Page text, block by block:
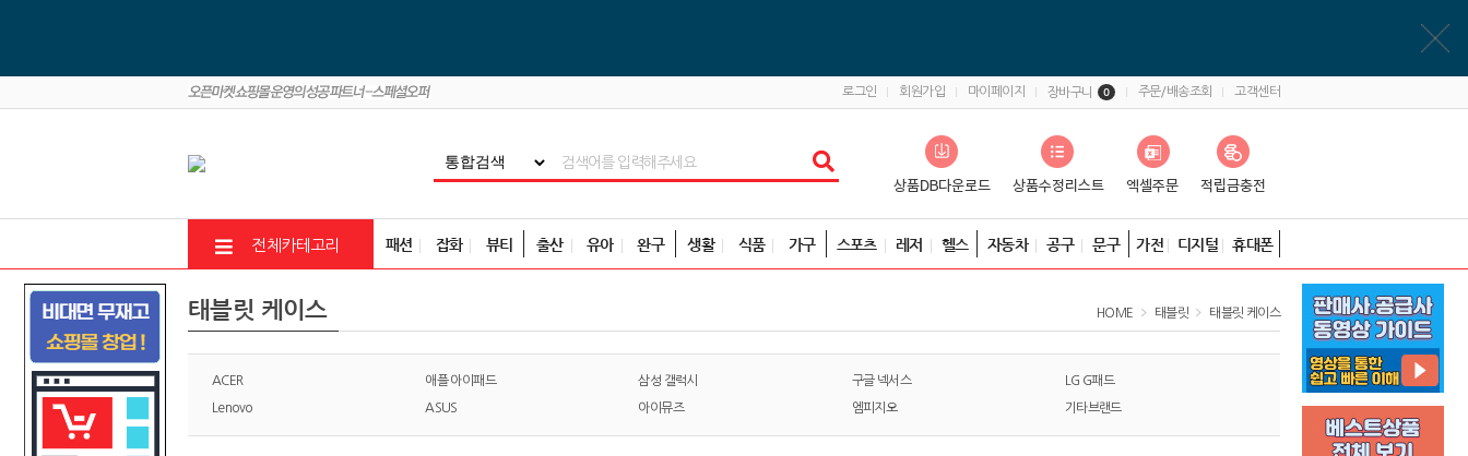
로그인 회원가입 마이페이지 장바구니 0 주문/배송조회 고객센터
전체카테고리 패션 잡화 뷰티 출산 유아 완구 생활 식품 가구 스포츠 레저 헬스 자동차 공구 문구 가전 디지털 휴대폰
태블릿 케이스 HOME 태블릿 태블릿 케이스
ACER 애플 아이패드 삼성 갤럭시 구글 넥서스 LG G패드
Lenovo ASUS 아이뮤즈 엠피지오 기타브랜드